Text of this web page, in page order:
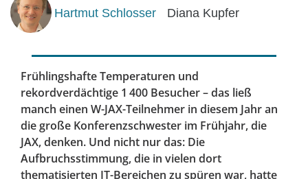
Hartmut Schlosser Diana Kupfer
Frühlingshafte Temperaturen und
rekordverdächtige 1 400 Besucher – das ließ
manch einen W-JAX-Teilnehmer in diesem Jahr an
die große Konferenzschwester im Frühjahr, die
JAX, denken. Und nicht nur das: Die
Aufbruchsstimmung, die in vielen dort
thematisierten IT-Bereichen zu spüren war, hatte